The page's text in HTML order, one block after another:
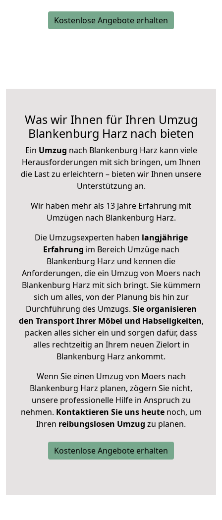
Kostenlose Angebote erhalten
Was wir Ihnen für Ihren Umzug
Blankenburg Harz nach bieten
Ein Umzug nach Blankenburg Harz kann viele
Herausforderungen mit sich bringen, um Ihnen
die Last zu erleichtern – bieten wir Ihnen unsere
Unterstützung an.
Wir haben mehr als 13 Jahre Erfahrung mit
Umzügen nach Blankenburg Harz.
Die Umzugsexperten haben langjährige
Erfahrung im Bereich Umzüge nach
Blankenburg Harz und kennen die
Anforderungen, die ein Umzug von Moers nach
Blankenburg Harz mit sich bringt. Sie kümmern
sich um alles, von der Planung bis hin zur
Durchführung des Umzugs. Sie organisieren
den Transport Ihrer Möbel und Habseligkeiten,
packen alles sicher ein und sorgen dafür, dass
alles rechtzeitig an Ihrem neuen Zielort in
Blankenburg Harz ankommt.
Wenn Sie einen Umzug von Moers nach
Blankenburg Harz planen, zögern Sie nicht,
unsere professionelle Hilfe in Anspruch zu
nehmen. Kontaktieren Sie uns heutenoch, um
Ihren reibungslosen Umzug zu planen.
Kostenlose Angebote erhalten